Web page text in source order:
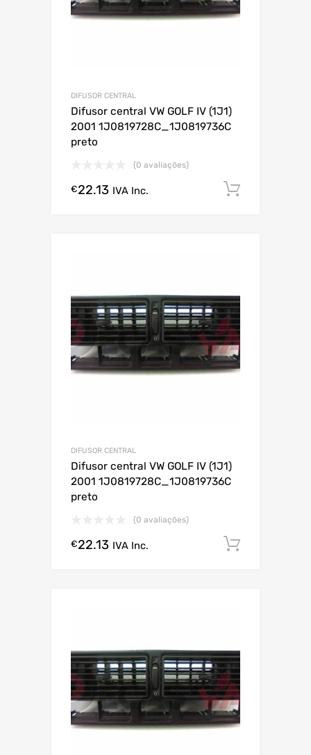
DIFUSOR CENTRAL
Difusor central VW GOLF IV (1J1)
2001 1J0819728C_1J0819736C
preto
(0 avaliações)
€22.13 IVA Inc.
DIFUSOR CENTRAL
Difusor central VW GOLF IV (1J1)
2001 1J0819728C_1J0819736C
preto
(0 avaliações)
€22.13 IVA Inc.